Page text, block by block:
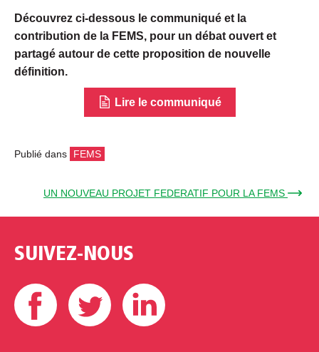
Découvrez ci-dessous le communiqué et la
contribution de la FEMS, pour un débat ouvert et
partagé autour de cette proposition de nouvelle
définition.
Lire le communiqué
Publié dans FEMS
UN NOUVEAU PROJET FEDERATIF POUR LA FEMS →
SUIVEZ-NOUS
Facebook Twitter